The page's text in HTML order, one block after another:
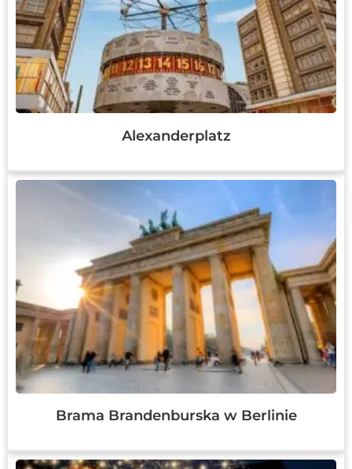
Alexanderplatz
Brama Brandenburska w Berlinie